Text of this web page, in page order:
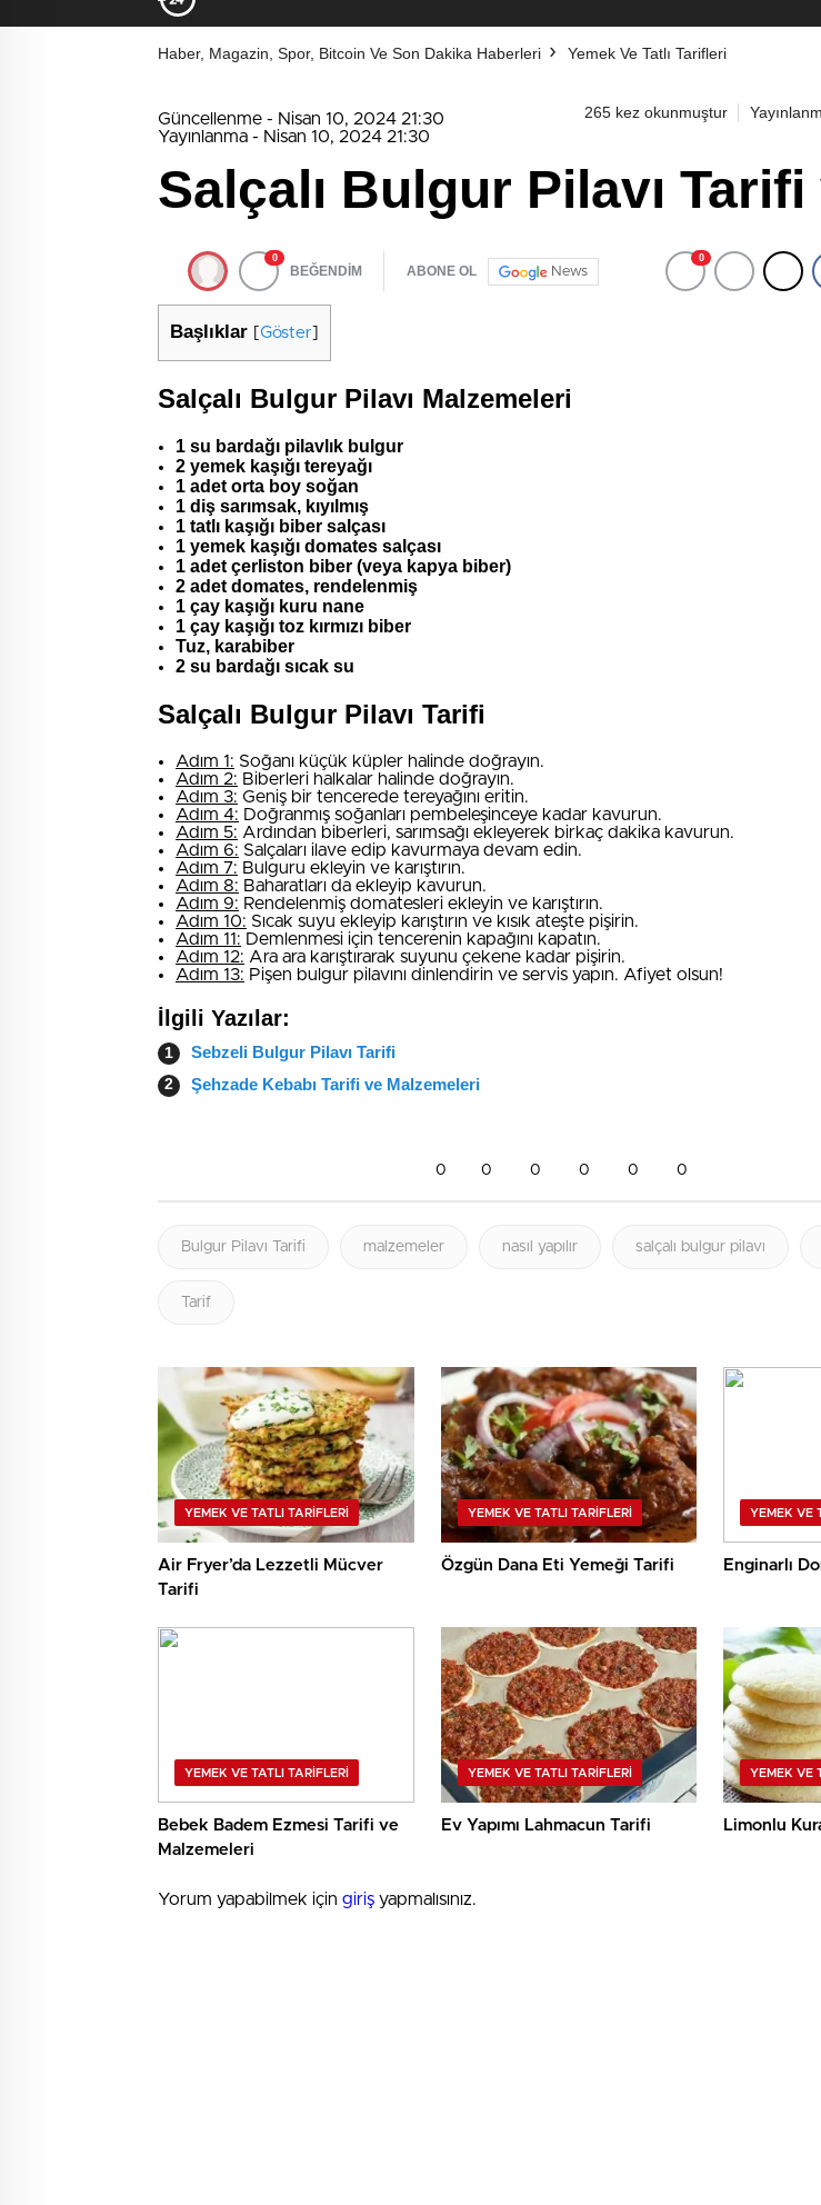
Haber, Magazin, Spor, Bitcoin Ve Son Dakika Haberleri Yemek Ve Tatlı Tarifleri
265 kez okunmuştur
Güncellenme - Nisan 10, 2024 21:30
Yayınlanma - Nisan 10, 2024 21:30
Salçalı Bulgur Pilavı
0
BEĞENDİM ABONE OL News
0
Başlıklar Göster
Salçalı Bulgur Pilavı Malzemeleri
1 su bardağı pilavlık bulgur
2 yemek kaşığı tereyağı
1 adet orta boy soğan
1 diş sarımsak, kıyılmış
1 tatlı kaşığı biber salçası
1 yemek kaşığı domates salçası
1 adet çerliston biber (veya kapya biber)
2 adet domates, rendelenmiş
1 çay kaşığı kuru nane
1 çay kaşığı toz kırmızı biber
Tuz, karabiber
2 su bardağı sıcak su
Salçalı Bulgur Pilavı Tarifi
Adım 1: Soğanı küçük küpler halinde doğrayın.
Adım 2: Biberleri halkalar halinde doğrayın.
Adım 3: Geniş bir tencerede tereyağını eritin.
Adım 4: Doğranmış soğanları pembeleşinceye kadar kavurun.
Adım 5: Ardından biberleri, sarımsağı ekleyerek birkaç dakika kavurun.
Adım 6: Salçaları ilave edip kavurmaya devam edin.
Adım 7: Bulguru ekleyin ve karıştırın.
Adım 8: Baharatları da ekleyip kavurun.
Adım 9: Rendelenmiş domatesleri ekleyin ve karıştırın.
Adım 10: Sıcak suyu ekleyip karıştırın ve kısık ateşte pişirin.
Adım 11: Demlenmesi için tencerenin kapağını kapatın.
Adım 12: Ara ara karıştırarak suyunu çekene kadar pişirin.
Adım 13: Pişen bulgur pilavını dinlendirin ve servis yapın. Afiyet olsun!
İlgili Yazılar:
Sebzeli Bulgur Pilavı Tarifi
Şehzade Kebabı Tarifi ve Malzemeleri
0 0 0 0 0 0
Bulgur Pilavı Tarifi malzemeler nasıl yapılır salçalı bulgur pilavı
Tarif
YEMEK VE TATLI TARIFLERI
Air Fryer’da Lezzetli Mücver
Tarifi
YEMEK VE TATLI TARIFLERI
Özgün Dana Eti Yemeği Tarifi
YEMEK VE
Enginarlı
YEMEK VE TATLI TARIFLERI
Bebek Badem Ezmesi Tarifi ve
Malzemeleri
YEMEK VE TATLI TARIFLERI
Ev Yapımı Lahmacun Tarifi
YEMEK VE
Limonlu
Yorum yapabilmek için giriş yapmalısınız.